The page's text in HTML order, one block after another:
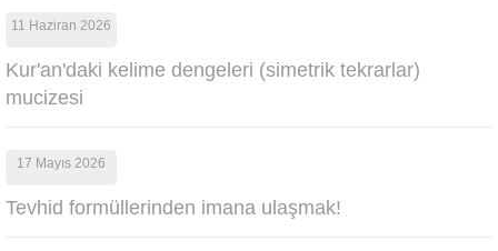
11 Haziran 2026
Kur'an'daki kelime dengeleri (simetrik tekrarlar)
mucizesi
17 Mayıs 2026
Tevhid formüllerinden imana ulaşmak!